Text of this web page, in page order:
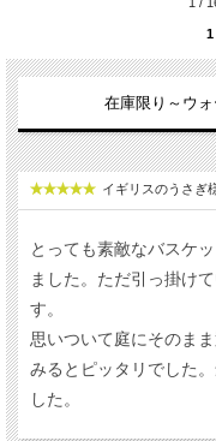
1
在庫限り～ウ
イギリスのうさぎ
とっても素敵なバスケ
ました。ただ引っ掛け
す。
思いついて庭にそのま
みるとピッタリでした
した。